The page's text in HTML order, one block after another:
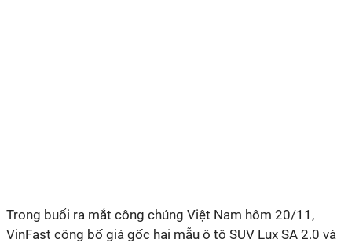
Trong buổi ra mắt công chúng Việt Nam hôm 20/11,
VinFast công bố giá gốc hai mẫu ô tô SUV Lux SA 2.0 và